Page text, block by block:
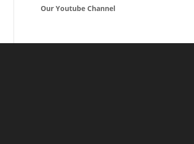
Our Youtube Channel